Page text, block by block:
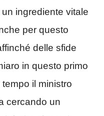
ingrediente vitale
per questo
delle sfide
in questo primo
il ministro
cercando un